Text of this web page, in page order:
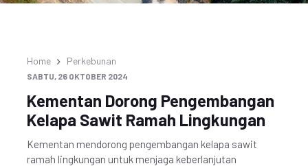
Home Perkebunan
SABTU, 26 OKTOBER 2024
Kementan Dorong Pengembangan
Kelapa Sawit Ramah Lingkungan
Kementan mendorong pengembangan kelapa sawit
ramah lingkungan untuk menjaga keberlanjutan